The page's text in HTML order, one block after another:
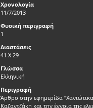
Χρονολογία
11/7/2013
Φυσική περιγραφή
1
Διαστάσεις
41 Χ 29
Γλώσσα
Ελληνική
Περιγραφή
Άρθρο στην εφημερίδα
Καζαντζάκη και την έννοια της